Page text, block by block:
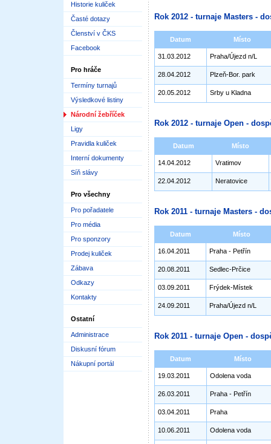
Historie kuliček
Časté dotazy
Členství v ČKS
Facebook
Pro hráče
Termíny turnajů
Výsledkové listiny
Národní žebříček
Ligy
Pravidla kuliček
Interní dokumenty
Síň slávy
Pro všechny
Pro pořadatele
Pro média
Pro sponzory
Prodej kuliček
Zábava
Odkazy
Kontakty
Ostatní
Administrace
Diskusní fórum
Nákupní portál
Rok 2012 - turnaje Masters -
Datum Místo
31.03.2012 Praha/Újezd n/L
28.04.2012 Plzeň-Bor. park
20.05.2012 Srby u Kladna
Rok 2012 - turnaje Open -
Datum Místo
14.04.2012 Vratimov
22.04.2012 Neratovice
Rok 2011 - turnaje Masters -
Datum Místo
16.04.2011 Praha - Petřín
20.08.2011 Sedlec-Prčice
03.09.2011 Frýdek-Místek
24.09.2011 Praha/Újezd n/L
Rok 2011 - turnaje Open -
Datum Místo
19.03.2011 Odolena voda
26.03.2011 Praha - Petřín
03.04.2011 Praha
10.06.2011 Odolena voda